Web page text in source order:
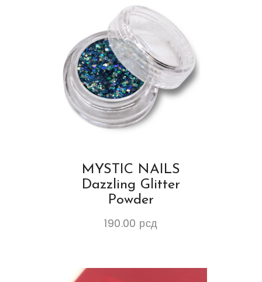
MYSTIC NAILS
Dazzling Glitter
Powder
190.00 рсд